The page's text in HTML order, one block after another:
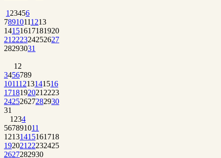
1 23456
78910111213
14151617181920
21 222324252627
28293031
1 2
3456789
10111213141516
1718192021 2223
24252627282930
31
1 234
567891011
12131415161718
192021 22232425
2627282930